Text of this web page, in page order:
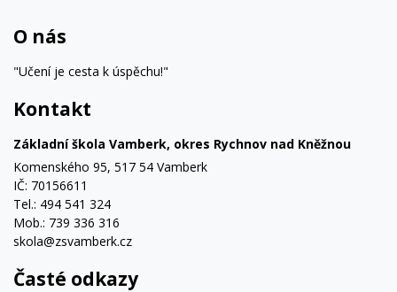
O nás
"Učení je cesta k úspěchu!"
Kontakt
Základní škola Vamberk, okres Rychnov nad Kněžnou
Komenského 95, 517 54 Vamberk
IČ: 70156611
Tel.: 494 541 324
Mob.: 739 336 316
skola@zsvamberk.cz
Časté odkazy